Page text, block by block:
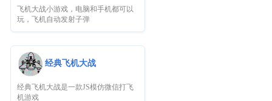
飞机大战小游戏，电脑和手机都可以
玩，飞机自动发射子弹
经典飞机大战
经典飞机大战是一款JS模仿微信打飞
机游戏